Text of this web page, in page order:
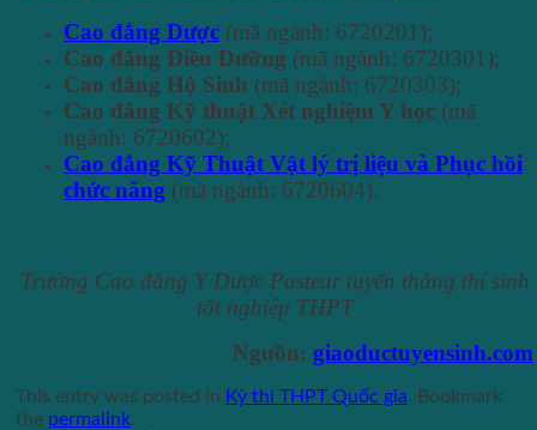
Cao đẳng Dược (mã ngành: 6720201);
Cao đẳng Điều Dưỡng (mã ngành: 6720301);
Cao đẳng Hộ Sinh (mã ngành: 6720303);
Cao đẳng Kỹ thuật Xét nghiệm Y học (mã
ngành: 6720602);
Cao đẳng Kỹ Thuật Vật lý trị liệu và Phục hồi
chức năng (mã ngành: 6720604).
Trường Cao đẳng Y Dược Pasteur tuyển thẳng thí sinh
tốt nghiệp THPT
Nguồn: giaoductuyensinh.com
This entry was posted in Kỳ thi THPT Quốc gia. Bookmark
the permalink.